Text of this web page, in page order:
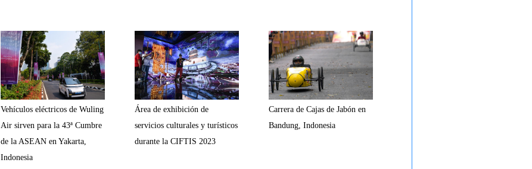
Vehículos eléctricos de Wuling
Air sirven para la 43ª Cumbre
de la ASEAN en Yakarta,
Indonesia
Área de exhibición de
servicios culturales y turísticos
durante la CIFTIS 2023
Carrera de Cajas de Jabón en
Bandung, Indonesia